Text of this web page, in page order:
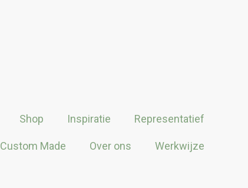
Shop Inspiratie Representatief
Custom Made Over ons Werkwijze